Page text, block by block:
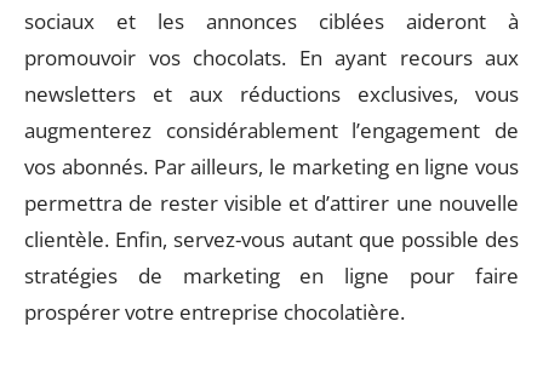
sociaux et les annonces ciblées aideront à
promouvoir vos chocolats. En ayant recours aux
newsletters et aux réductions exclusives, vous
augmenterez considérablement l’engagement de
vos abonnés. Par ailleurs, le marketing en ligne vous
permettra de rester visible et d’attirer une nouvelle
clientèle. Enfin, servez-vous autant que possible des
stratégies de marketing en ligne pour faire
prospérer votre entreprise chocolatière.